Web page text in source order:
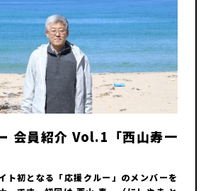
会員紹介 Vol.1「西山寿一
ト初となる「応援クルー」のメンバーを